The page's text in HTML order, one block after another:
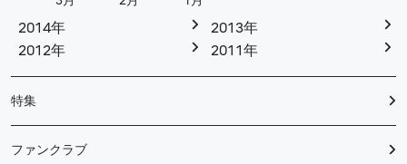
2014年
2013年
2012年
2011年
特集
ファンクラブ